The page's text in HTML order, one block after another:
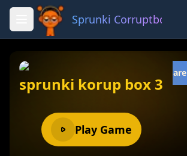
Sprunki Corruptbox 3 x
sprunki korup box 3
Play Game
Share